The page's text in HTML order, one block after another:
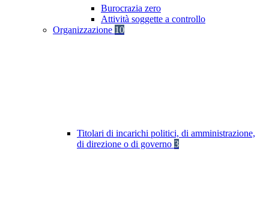
Burocrazia zero
Attività soggette a controllo
Organizzazione 10
Titolari di incarichi politici, di amministrazione,
di direzione o di governo 3